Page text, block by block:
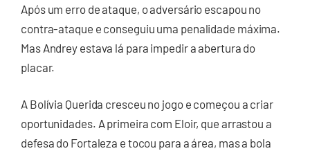
Após um erro de ataque, o adversário escapou no
contra-ataque e conseguiu uma penalidade máxima.
Mas Andrey estava lá para impedir a abertura do
placar.
A Bolívia Querida cresceu no jogo e começou a criar
oportunidades. A primeira com Eloir, que arrastou a
defesa do Fortaleza e tocou para a área, mas a bola